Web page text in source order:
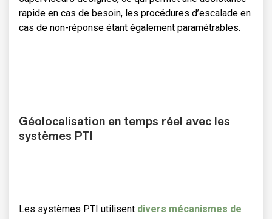
rapide en cas de besoin, les procédures d’escalade en
cas de non-réponse étant également paramétrables.
Géolocalisation en temps réel avec les
systèmes PTI
Les systèmes PTI utilisent divers mécanismes de